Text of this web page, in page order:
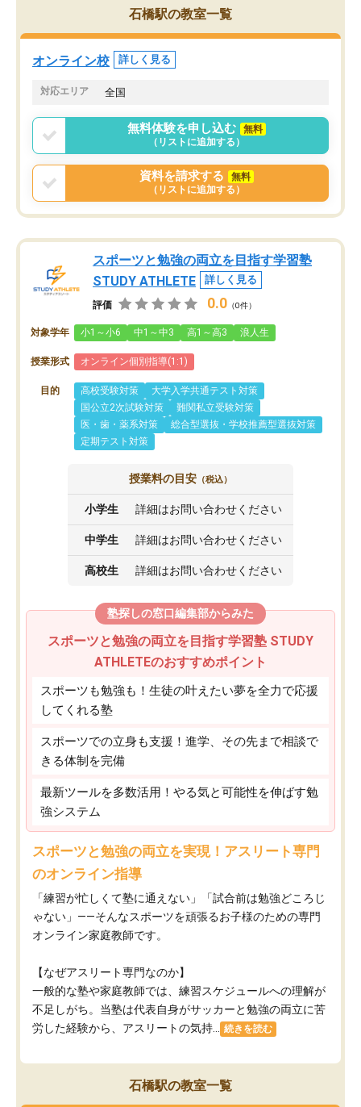
石橋駅の教室一覧
オンライン校 詳しく見る
対応エリア 全国
無料体験を申し込む
無料
（リストに追加する）
資料を請求する
無料
（リストに追加する）
スポーツと勉強の両立を目指す学習塾
STUDY ATHLETE
詳しく見る
評価 0.0 （0件）
対象学年 小1～小6 中1～中3 高1～高3 浪人生
授業形式 オンライン個別指導(1:1)
目的 高校受験対策
大学入学共通テスト対策
国公立2次試験対策
難関私立受験対策
医・歯・薬系対策
総合型選抜・学校推薦型選抜対策
定期テスト対策
授業料の目安 （税込）
小学生 詳細はお問い合わせください
中学生 詳細はお問い合わせください
高校生 詳細はお問い合わせください
塾探しの窓口編集部からみた
スポーツと勉強の両立を目指す学習塾 STUDY
ATHLETEのおすすめポイント
スポーツも勉強も！生徒の叶えたい夢を全力で応援
してくれる塾
スポーツでの立身も支援！進学、その先まで相談で
きる体制を完備
最新ツールを多数活用！やる気と可能性を伸ばす勉
強システム
スポーツと勉強の両立を実現！アスリート専門
のオンライン指導
「練習が忙しくて塾に通えない」「試合前は勉強どころじ
ゃない」——そんなスポーツを頑張るお子様のための専門
オンライン家庭教師です。
【なぜアスリート専門なのか】
一般的な塾や家庭教師では、練習スケジュールへの理解が
不足しがち。当塾は代表自身がサッカーと勉強の両立に苦
労した経験から、アスリートの気持...
続きを読む
石橋駅の教室一覧